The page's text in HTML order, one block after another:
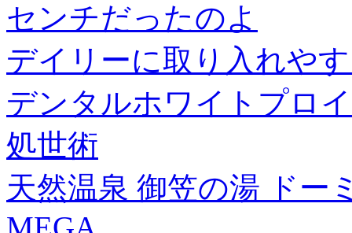
センチだったのよ
デイリーに取り入れや
デンタルホワイトプロ
処世術
天然温泉 御笠の湯 ドー